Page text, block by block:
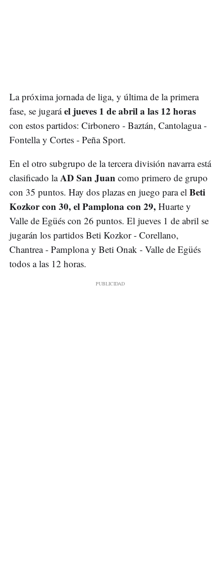
La próxima jornada de liga, y última de la primera
fase, se jugaráel jueves 1 de abril a las 12 horas
con estos partidos: Cirbonero - Baztán, Cantolagua -
Fontella y Cortes - Peña Sport.
En el otro subgrupo de la tercera división navarra está
clasificado laAD San Juan como primero de grupo
con 35 puntos. Hay dos plazas en juego para el Beti
Kozkor con 30, el Pamplona con 29, Huarte y
Valle de Egüés con 26 puntos. El jueves 1 de abril se
jugarán los partidos Beti Kozkor - Corellano,
Chantrea - Pamplona y Beti Onak - Valle de Egüés
todos a las 12 horas.